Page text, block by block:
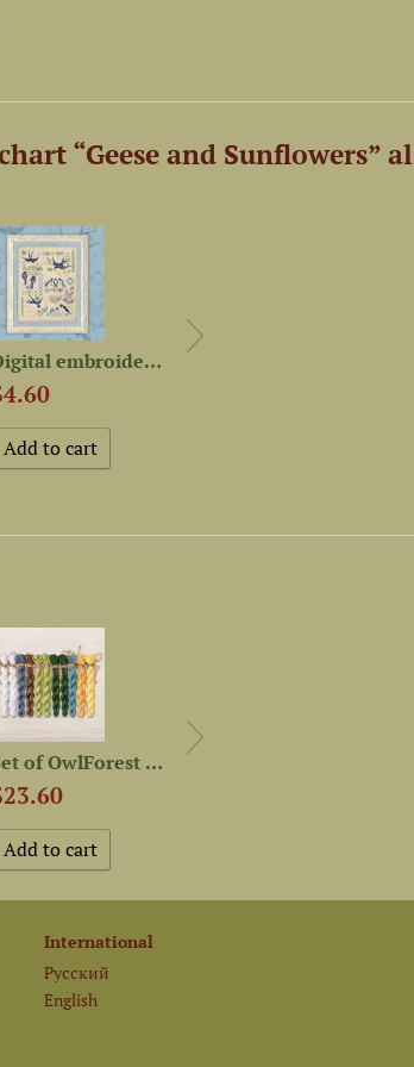
“Geese and Sunflowers”
Digital embroidery chart...
Set of OwlForest Hand-Dyed...
International
Русский
English